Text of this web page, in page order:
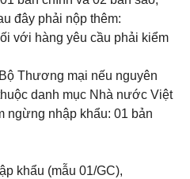
đây phải nộp thêm:
với hàng yêu cầu phải kiểm
Thương mại nếu nguyên
danh mục Nhà nước Việt
ngừng nhập khẩu: 01 bản
khẩu (mẫu 01/GC),